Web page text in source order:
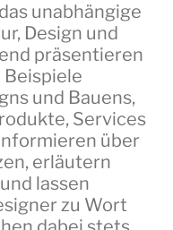
unabhängige
Design und
präsentieren
und Bauens,
Services
über
erläutern
lassen
zu Wort